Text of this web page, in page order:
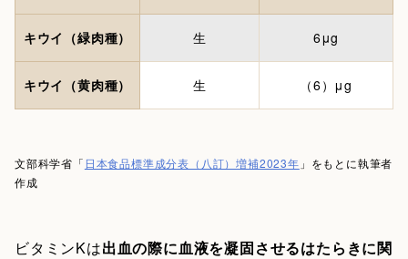
キウイ（緑肉種） 生 6μg
キウイ（黄肉種） 生 （6）μg
文部科学省「 日本食品標準成分表（八訂）増補2023年 」をもとに執筆者
作成
ビタミンKは出血の際に血液を凝固させるはたらきに関